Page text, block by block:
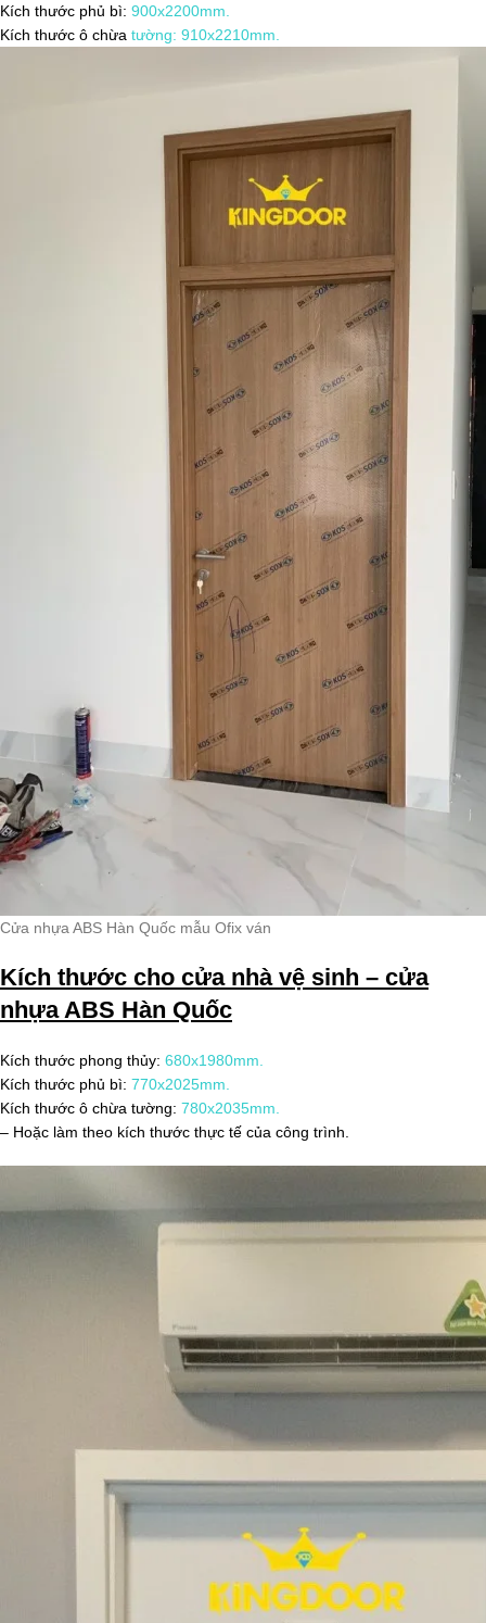
Kích thước phủ bì: 900x2200mm.
Kích thước ô chừa tường: 910x2210mm.
Cửa nhựa ABS Hàn Quốc mẫu Ofix ván
Kích thước cho cửa nhà vệ sinh – cửa
nhựa ABS Hàn Quốc
Kích thước phong thủy: 680x1980mm.
Kích thước phủ bì: 770x2025mm.
Kích thước ô chừa tường: 780x2035mm.
– Hoặc làm theo kích thước thực tế của công trình.